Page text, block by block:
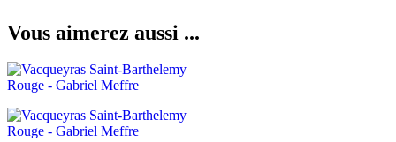
Vous aimerez aussi ...